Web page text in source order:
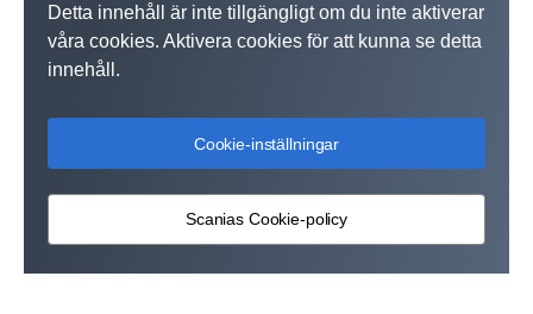
Detta innehåll är inte tillgängligt om du inte aktiverar
våra cookies. Aktivera cookies för att kunna se detta
innehåll.
Cookie-inställningar
Scanias Cookie-policy